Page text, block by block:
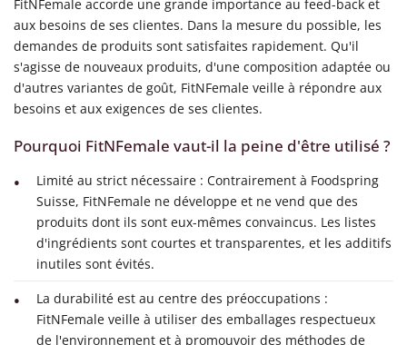
FitNFemale accorde une grande importance au feed-back et
aux besoins de ses clientes. Dans la mesure du possible, les
demandes de produits sont satisfaites rapidement. Qu'il
s'agisse de nouveaux produits, d'une composition adaptée ou
d'autres variantes de goût, FitNFemale veille à répondre aux
besoins et aux exigences de ses clientes.
Pourquoi FitNFemale vaut-il la peine d'être utilisé ?
Limité au strict nécessaire : Contrairement à Foodspring
Suisse, FitNFemale ne développe et ne vend que des
produits dont ils sont eux-mêmes convaincus. Les listes
d'ingrédients sont courtes et transparentes, et les additifs
inutiles sont évités.
La durabilité est au centre des préoccupations :
FitNFemale veille à utiliser des emballages respectueux
de l'environnement et à promouvoir des méthodes de